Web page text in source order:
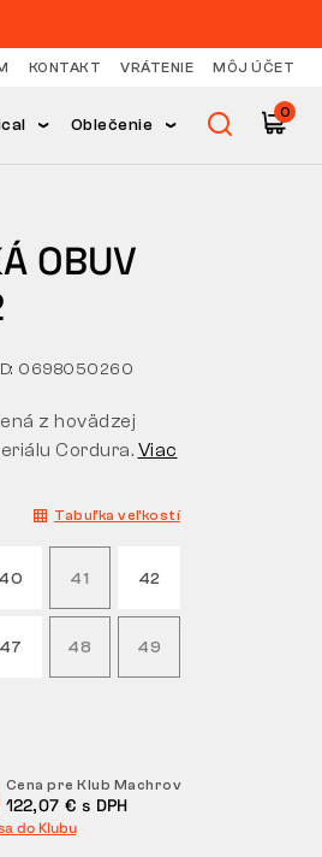
KONTAKT VRÁTENIE MÔJ ÚČET
Oblečenie
0
OBUV
0698050260
Tabuľka veľkostí
40 41 42
47 48 49
Cena pre Klub Machrov
122,07 € s DPH
do Klubu
z hovädzej
Cordura. Viac